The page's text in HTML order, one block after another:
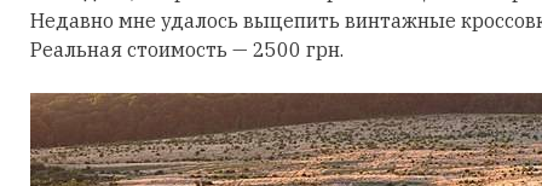
Недавно мне удалось выцепить винтажные
Реальная стоимость — 2500 грн.